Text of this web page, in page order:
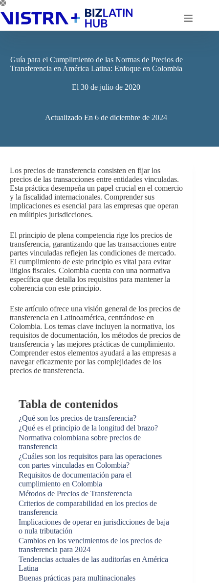
Saltar
al
contenido
Guía para el Cumplimiento de las Normas de Precios de
Transferencia en América Latina: Enfoque en Colombia
El 30 de julio de 2020
Actualizado En 6 de diciembre de 2024
Los precios de transferencia consisten en fijar los
precios de las transacciones entre entidades vinculadas.
Esta práctica desempeña un papel crucial en el comercio
y la fiscalidad internacionales. Comprender sus
implicaciones es esencial para las empresas que operan
en múltiples jurisdicciones.
El principio de plena competencia rige los precios de
transferencia, garantizando que las transacciones entre
partes vinculadas reflejen las condiciones de mercado.
El cumplimiento de este principio es vital para evitar
litigios fiscales. Colombia cuenta con una normativa
específica que detalla los requisitos para mantener la
coherencia con este principio.
Este artículo ofrece una visión general de los precios de
transferencia en Latinoamérica, centrándose en
Colombia. Los temas clave incluyen la normativa, los
requisitos de documentación, los métodos de precios de
transferencia y las mejores prácticas de cumplimiento.
Comprender estos elementos ayudará a las empresas a
navegar eficazmente por las complejidades de los
precios de transferencia.
Tabla de contenidos
¿Qué son los precios de transferencia?
¿Qué es el principio de la longitud del brazo?
Normativa colombiana sobre precios de
transferencia
¿Cuáles son los requisitos para las operaciones
con partes vinculadas en Colombia?
Requisitos de documentación para el
cumplimiento en Colombia
Métodos de Precios de Transferencia
Criterios de comparabilidad en los precios de
transferencia
Implicaciones de operar en jurisdicciones de baja
o nula tributación
Cambios en los vencimientos de los precios de
transferencia para 2024
Tendencias actuales de las auditorías en América
Latina
Buenas prácticas para multinacionales